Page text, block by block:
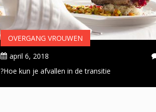
OVERGANG VROUWEN
april 6, 2018
Hoe kun je afvallen in de transitie?